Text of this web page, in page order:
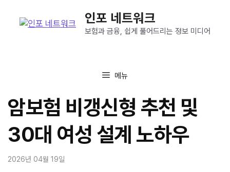
인포 네트워크
보험과 금융, 쉽게 풀어드리는 정보 미디어
메뉴
암보험 비갱신형 추천 및
30대 여성 설계 노하우
2026년 04월 19일